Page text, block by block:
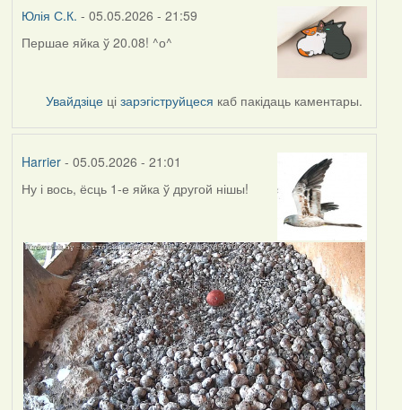
Юлія С.К. - 05.05.2026 - 21:59
Першае яйка ў 20.08! ^о^
Увайдзіце цізарэгіструйцеся каб пакідаць каментары.
Harrier- 05.05.2026 - 21:01
Ну і вось, ёсць 1-е яйка ў другой нішы!